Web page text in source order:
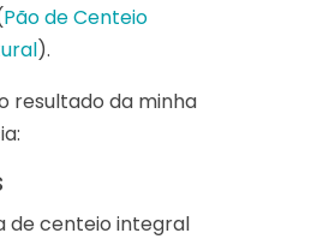
Pão de Centeio
).
resultado da minha
de centeio integral